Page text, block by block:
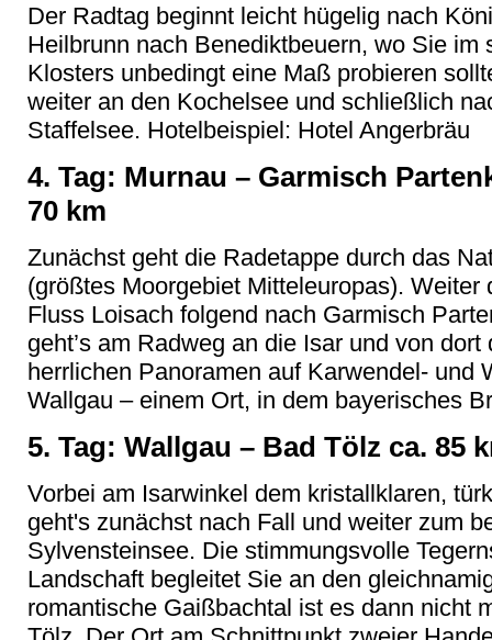
Der Radtag beginnt leicht hügelig nach
Heilbrunn nach Benediktbeuern, wo Sie im
Klosters unbedingt eine Maß probieren
weiter an den Kochelsee und schließlich
Staffelsee. Hotelbeispiel: Hotel Angerbräu
4. Tag: Murnau – Garmisch
70 km
Zunächst geht die Radetappe durch das
(größtes Moorgebiet Mitteleuropas). Weiter
Fluss Loisach folgend nach Garmisch
geht’s am Radweg an die Isar und von
herrlichen Panoramen auf Karwendel- und
Wallgau – einem Ort, in dem bayerisches
5. Tag: Wallgau – Bad Tölz ca. 85
Vorbei am Isarwinkel dem kristallklaren,
geht's zunächst nach Fall und weiter zum
Sylvensteinsee. Die stimmungsvolle
Landschaft begleitet Sie an den
romantische Gaißbachtal ist es dann nicht